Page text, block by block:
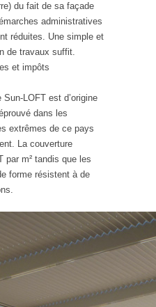
du fait de sa façade
administratives
réduites. Une simple et
de travaux suffit.
et impôts
Sun-LOFT est d’origine
dans les
extrêmes de ce pays
La couverture
par m² tandis que les
forme résistent à de